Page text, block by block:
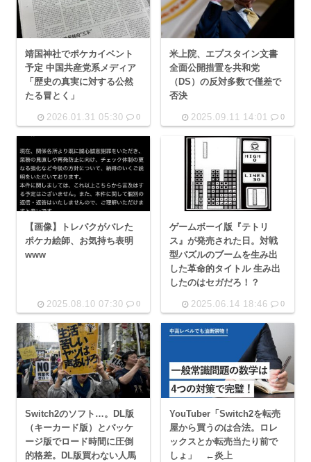
靖国神社でポケカイベント
予定 中国共産党系メディア
「歴史の真実に対する公然
たる冒とく」
2026.01.31 05:30 0
米上院、エプスタイン文書
全面公開措置を共和党
（DS）の反対多数で僅差で
否決
2025.09.11 14:01 0
【画像】トレパクがバレた
ポケカ絵師、お気持ち表明
www
2025.08.10 07:30 0
ゲームボーイ版『テトリ
ス』が発売された日。対戦
型パズルのブームを生み出
した革命的タイトル 生み出
したのはセガだろ！？
2025.06.14 18:46 0
Switch2のソフト…。DL版
（キーカード版）とパッケ
ージ版でロード時間に圧倒
的格差。DL版買わない人馬
YouTuber「Switch2を転売
屋から買うのは合法。ロレ
ックスとか転売当たり前で
しょ」 ←炎上